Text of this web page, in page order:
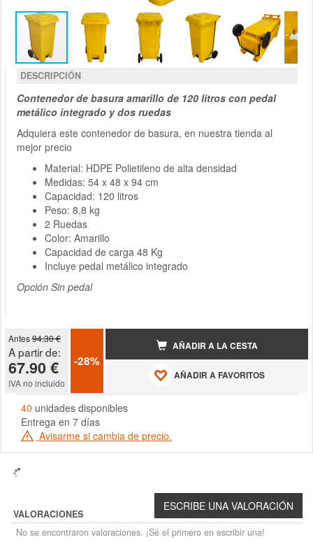
DESCRIPCIÓN
Contenedor de basura amarillo de 120 litros con pedal
metálico integrado y dos ruedas
Adquiera este contenedor de basura, en nuestra tienda al
mejor precio
Material: HDPE Polietileno de alta densidad
Medidas: 54 x 48 x 94 cm
Capacidad: 120 litros
Peso: 8,8 kg
2 Ruedas
Color: Amarillo
Capacidad de carga 48 Kg
Incluye pedal metálico integrado
Opción Sin pedal
Antes94.30 €
A partir de:
67.90 €
IVA no incluido
-28%
AÑADIR A LA CESTA
AÑADIR A FAVORITOS
40 unidades disponibles
Entrega en 7 días
Avisarme si cambia de precio.
VALORACIONES
No se encontraron valoraciones. ¡Sé el primero en escribir una!